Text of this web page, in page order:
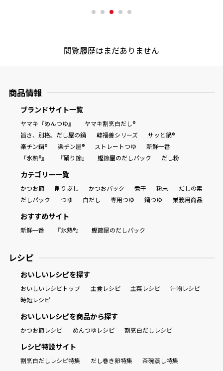
氷熟®︎
閲覧履歴はまだありません
商品情報
ブランドサイト一覧
ヤマキ『めんつゆ』
ヤマキ割烹白だし®
旨さ、別格。だし屋の鍋
韓福善シリーズ
サッと鍋®
楽チン鍋®
楽チン屋® ストレートつゆ
新鮮一番
『氷熟®』
『踊り節』 鰹節屋のだしパック だし粉
カテゴリー一覧
かつお節 削りぶし かつおパック 煮干 粉末
だしの素
だしパック
つゆ 白だし 専用つゆ 鍋つゆ 業務用商品
おすすめサイト
新鮮一番 『氷熟®』 鰹節屋のだしパック
レシピ
おいしいレシピを探す
おいしいレシピトップ 主食レシピ 主菜レシピ
汁物レシピ
時短レシピ
おいしいレシピを商品から探す
かつお節レシピ めんつゆレシピ 割烹白だしレシピ
レシピ特設サイト
割烹白だしレシピ特集 だし巻き卵特集 茶碗蒸し特集